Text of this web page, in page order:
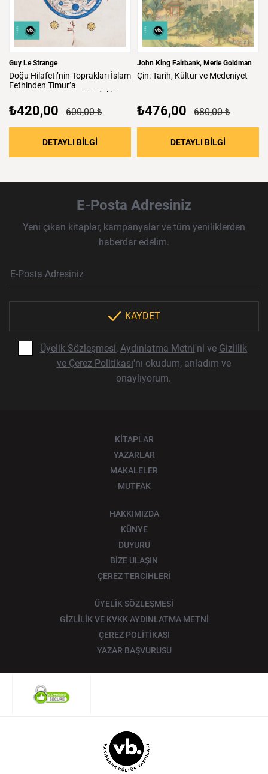
Guy Le Strange
Doğu Hilafeti’nin Toprakları İslam
Fethinden Timur’a
Mezopotamya,
Iran Ve Türkistan
₺420,00 600,00 ₺
DETAYLI BİLGİ : Doğu Hilafeti’nin Toprakları İslam
John King Fairbank Merle Goldman
Çin:Tarih, Kültürve Medeniyet
₺476,00 680,00 ₺
DETAYLI BİLGİ
E-Posta Adresiniz
Yeni çıkan kitaplar, kampanyalar ve tüm yeniliklerden
haberdar edelim.
Haber Bülteni Aboneliği
KAYDET
Üyelik Sözleşmesi, Aydınlatma Metni'ni ve Gizlilik
ve Çerez Politikası'nı okudum, anladım ve
onaylıyorum.
KİTAPLAR
YAZARLAR
MAKALELER
MUTFAK
HAKKIMIZDA
KÜNYE
DUYURU
BİZE ULAŞIN
ÇEREZ TERCİHLERİ
ÜYELİK SÖZLEŞMESİ
GİZLİLİK VE KVKK AYDINLATMA METNİ
ÇEREZ POLİTİKASI
YAZAR BAŞVURUSU